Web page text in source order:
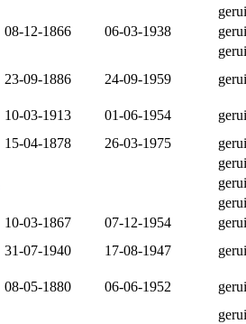
08-12-1866 06-03-1938
23-09-1886 24-09-1959
10-03-1913 01-06-1954
15-04-1878 26-03-1975
10-03-1867 07-12-1954
31-07-1940 17-08-1947
08-05-1880 06-06-1952